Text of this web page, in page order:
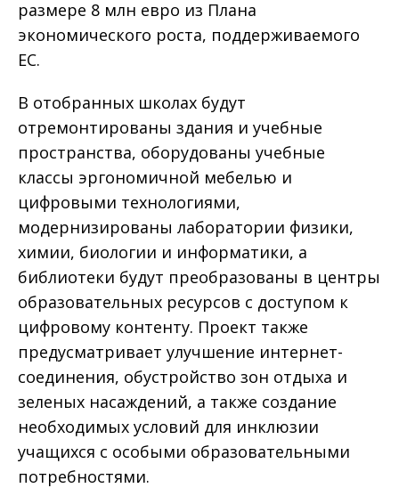
размере 8 млн евро из Плана
экономического роста, поддерживаемого
ЕС.
В отобранных школах будут
отремонтированы здания и учебные
пространства, оборудованы учебные
классы эргономичной мебелью и
цифровыми технологиями,
модернизированы лаборатории физики,
химии, биологии и информатики, а
библиотеки будут преобразованы в центры
образовательных ресурсов с доступом к
цифровому контенту. Проект также
предусматривает улучшение интернет-
соединения, обустройство зон отдыха и
зеленых насаждений, а также создание
необходимых условий для инклюзии
учащихся с особыми образовательными
потребностями.